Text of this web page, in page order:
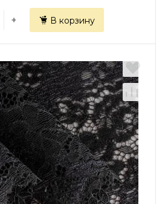
+ В корзину